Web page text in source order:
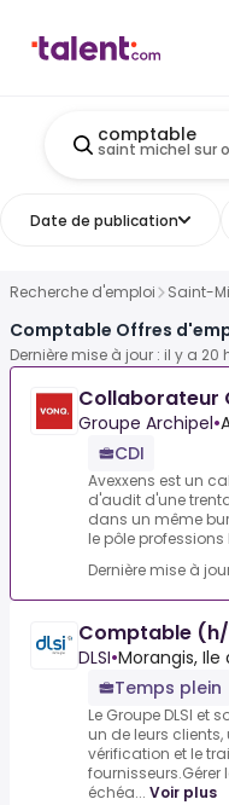
comptable
saint michel sur
Date de publication
Recherche d'emploi Saint-
Comptable Offres
Dernière mise à jour : il y a 20
Collaborateur
Groupe Archipel•
CDI
Avexxens est un
d'audit d'une
dans un même
le pôle
Dernière mise à
Comptable
DLSI•Morangis,
Temps plein
Le Groupe DLSI et
un de leurs clients,
vérification et le
fournisseurs.Gérer
échéa... Voir plus